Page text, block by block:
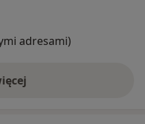
(Wielka Brytania),
dr Grażyna
adresami)
doświadczeniu